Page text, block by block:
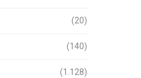
(20)
(140)
(1.128)